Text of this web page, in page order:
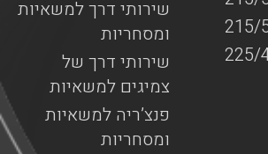
שירותי דרך למשאיות
ומסחריות
שירותי דרך של
צמיגים למשאיות
פנצ’ריה למשאיות
ומסחריות